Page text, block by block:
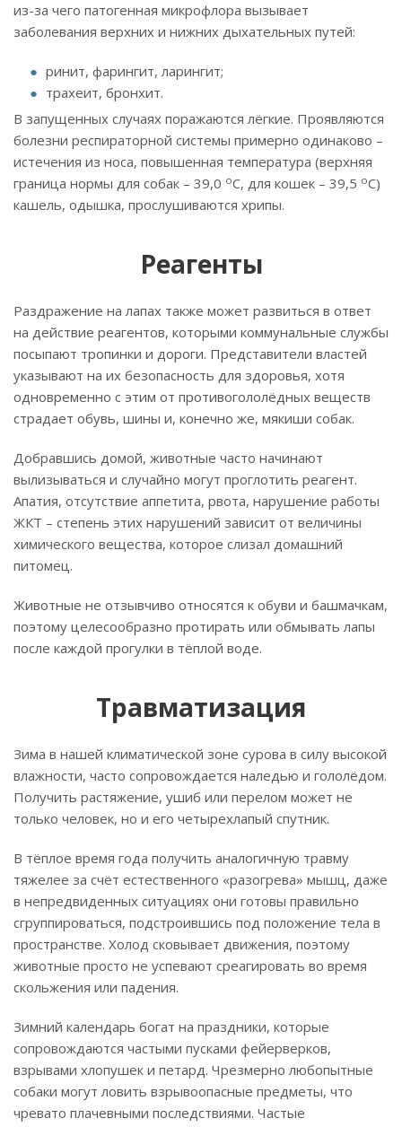
из-за чего патогенная микрофлора вызывает
заболевания верхних и нижних дыхательных путей:
ринит, фарингит, ларингит;
трахеит, бронхит.
В запущенных случаях поражаются лёгкие. Проявляются
болезни респираторной системы примерно одинаково –
истечения из носа, повышенная температура (верхняя
граница нормы для собак – 39,0 oC, для кошек – 39,5 oC)
кашель, одышка, прослушиваются хрипы.
Реагенты
Раздражение на лапах также может развиться в ответ
на действие реагентов, которыми коммунальные службы
посыпают тропинки и дороги. Представители властей
указывают на их безопасность для здоровья, хотя
одновременно с этим от противогололёдных веществ
страдает обувь, шины и, конечно же, мякиши собак.
Добравшись домой, животные часто начинают
вылизываться и случайно могут проглотить реагент.
Апатия, отсутствие аппетита, рвота, нарушение работы
ЖКТ – степень этих нарушений зависит от величины
химического вещества, которое слизал домашний
питомец.
Животные не отзывчиво относятся к обуви и башмачкам,
поэтому целесообразно протирать или обмывать лапы
после каждой прогулки в тёплой воде.
Травматизация
Зима в нашей климатической зоне сурова в силу высокой
влажности, часто сопровождается наледью и гололёдом.
Получить растяжение, ушиб или перелом может не
только человек, но и его четырехлапый спутник.
В тёплое время года получить аналогичную травму
тяжелее за счёт естественного «разогрева» мышц, даже
в непредвиденных ситуациях они готовы правильно
сгруппироваться, подстроившись под положение тела в
пространстве. Холод сковывает движения, поэтому
животные просто не успевают среагировать во время
скольжения или падения.
Зимний календарь богат на праздники, которые
сопровождаются частыми пусками фейерверков,
взрывами хлопушек и петард. Чрезмерно любопытные
собаки могут ловить взрывоопасные предметы, что
чревато плачевными последствиями. Частые